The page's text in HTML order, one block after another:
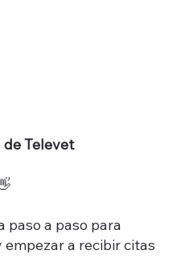
Televet
paso a paso para
a recibir citas